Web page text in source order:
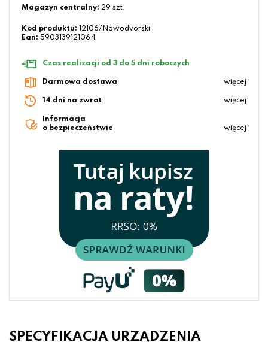
Magazyn centralny: 29 szt.
Kod produktu:
12106/Nowodvorski
Ean: 5903139121064
Czas realizacji od 3 do 5 dni roboczych
Darmowa dostawa więcej
14 dni na zwrot więcej
Informacja
o bezpieczeństwie
więcej
SPECYFIKACJA URZĄDZENIA